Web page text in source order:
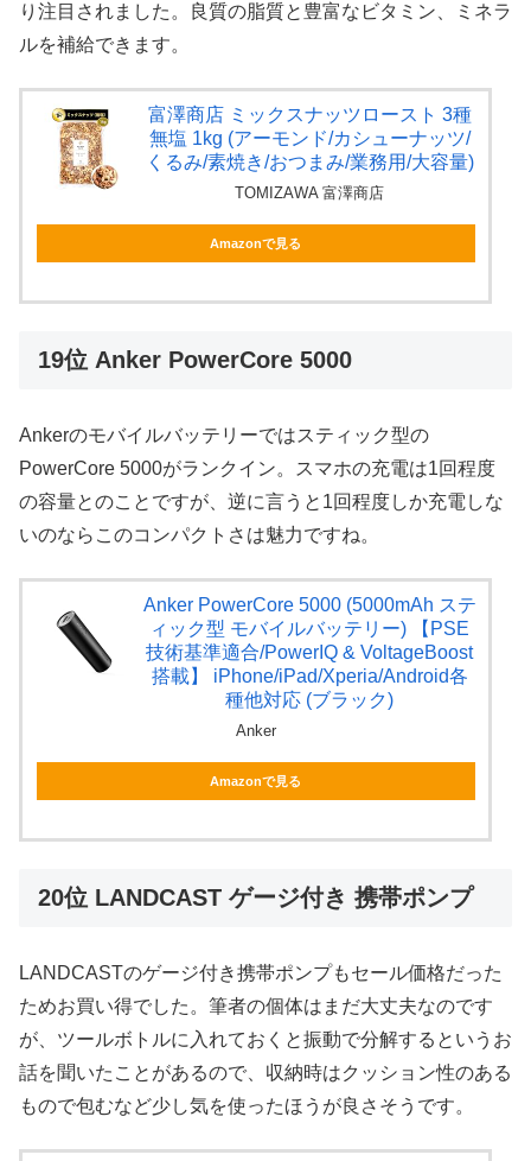
り注目されました。良質の脂質と豊富なビタミン、ミネラ
ルを補給できます。
富澤商店 ミックスナッツロースト 3種
無塩 1kg (アーモンド/カシューナッツ/
くるみ/素焼き/おつまみ/業務用/大容量)
TOMIZAWA 富澤商店
Amazonで見る
19位 Anker PowerCore 5000
Ankerのモバイルバッテリーではスティック型の
PowerCore 5000がランクイン。スマホの充電は1回程度
の容量とのことですが、逆に言うと1回程度しか充電しな
いのならこのコンパクトさは魅力ですね。
Anker PowerCore 5000 (5000mAh ステ
ィック型 モバイルバッテリー) 【PSE
技術基準適合/PowerIQ & VoltageBoost
搭載】 iPhone/iPad/Xperia/Android各
種他対応 (ブラック)
Anker
Amazonで見る
20位 LANDCAST ゲージ付き 携帯ポンプ
LANDCASTのゲージ付き携帯ポンプもセール価格だった
ためお買い得でした。筆者の個体はまだ大丈夫なのです
が、ツールボトルに入れておくと振動で分解するというお
話を聞いたことがあるので、収納時はクッション性のある
もので包むなど少し気を使ったほうが良さそうです。